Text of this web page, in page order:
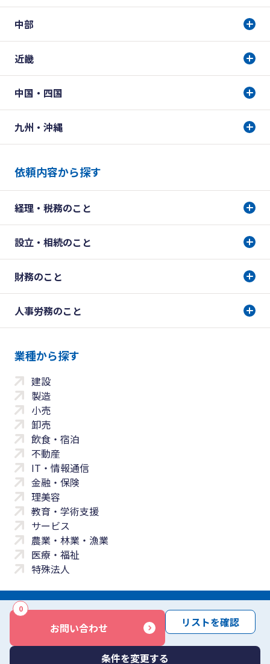
お問い合わせ
0
リストを確認
条件を変更する
中部
近畿
中国・四国
九州・沖縄
依頼内容から探す
経理・税務のこと
設立・相続のこと
財務のこと
人事労務のこと
業種から探す
建設
製造
小売
卸売
飲食・宿泊
不動産
IT・情報通信
金融・保険
理美容
教育・学術支援
サービス
農業・林業・漁業
医療・福祉
特殊法人
サイトマップ 免責事項 サービス利用規約
商標について反社会勢力に対する基本方針 お問い合わせ
Copyright © Yayoi Co., Ltd. All rights reserved.